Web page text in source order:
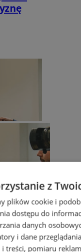
rok
z
plików cookie i
dostępu do
danych
i dane
treści, pomiaru